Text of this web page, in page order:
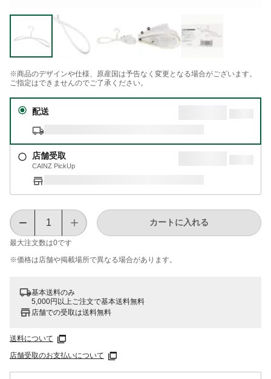
※商品のデザインや仕様、原産国は予告なく変更となる場合がございます。
ご指定はできませんのでご了承ください。
配送
店舗受取
CAINZ PickUp
最大注文数は0です
カートに入れる
※価格は​店舗や​掲載場所で​異なる​場合が​あります。
基本送料のみ
5,000円以上ご注文で基本送料無料
店舗での受取は送料無料
送料について
店舗受取のお支払いについて